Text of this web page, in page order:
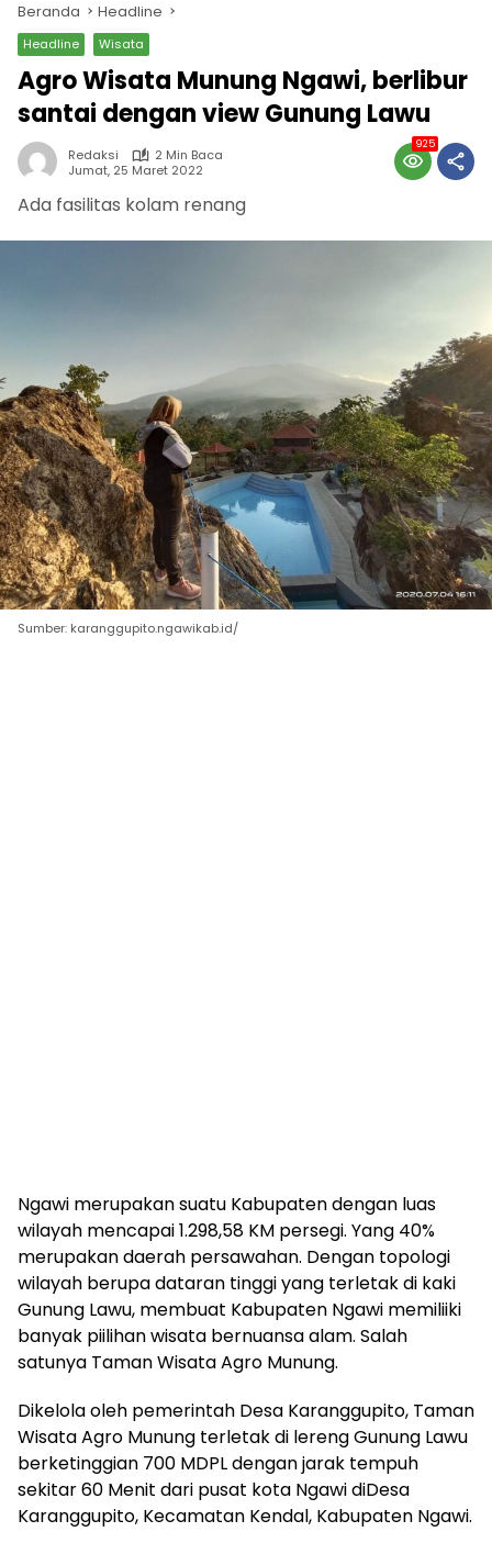
Beranda Headline
Headline Wisata
Agro Wisata Munung Ngawi, berlibur
santai dengan view Gunung Lawu
Redaksi
2 Min Baca
Jumat, 25 Maret 2022
925
Ada fasilitas kolam renang
Sumber: karanggupito.ngawikab.id/
Ngawi merupakan suatu Kabupaten dengan luas
wilayah mencapai 1.298,58 KM persegi. Yang 40%
merupakan daerah persawahan. Dengan topologi
wilayah berupa dataran tinggi yang terletak di kaki
Gunung Lawu, membuat Kabupaten Ngawi memiliiki
banyak piilihan wisata bernuansa alam. Salah
satunya Taman Wisata Agro Munung.
Dikelola oleh pemerintah Desa Karanggupito, Taman
Wisata Agro Munung terletak di lereng Gunung Lawu
berketinggian 700 MDPL dengan jarak tempuh
sekitar 60 Menit dari pusat kota Ngawi diDesa
Karanggupito, Kecamatan Kendal, Kabupaten Ngawi.